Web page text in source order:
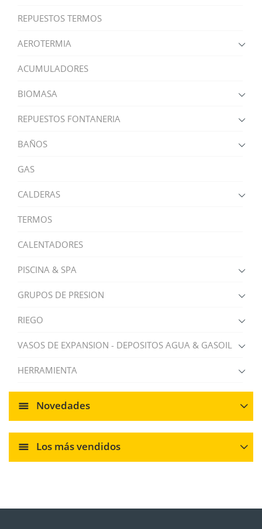
REPUESTOS TERMOS
AEROTERMIA
ACUMULADORES
BIOMASA
REPUESTOS FONTANERIA
BAÑOS
GAS
CALDERAS
TERMOS
CALENTADORES
PISCINA & SPA
GRUPOS DE PRESION
RIEGO
VASOS DE EXPANSION - DEPOSITOS AGUA & GASOIL
HERRAMIENTA
Novedades
Los más vendidos